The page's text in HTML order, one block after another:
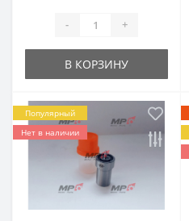
- +
В КОРЗИНУ
Популярный
Нет в наличии